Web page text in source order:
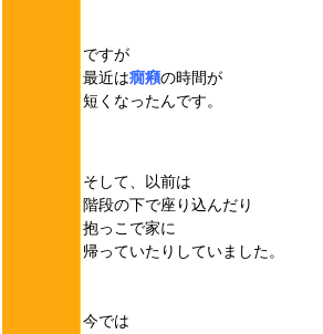
ですが
最近は癇癪の時間が
短くなったんです。
そして、以前は
階段の下で座り込んだり
抱っこで家に
帰っていたりしていました。
今では